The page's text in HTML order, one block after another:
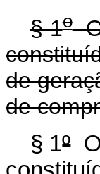
§ 1oO
de
de
§ 1ºO